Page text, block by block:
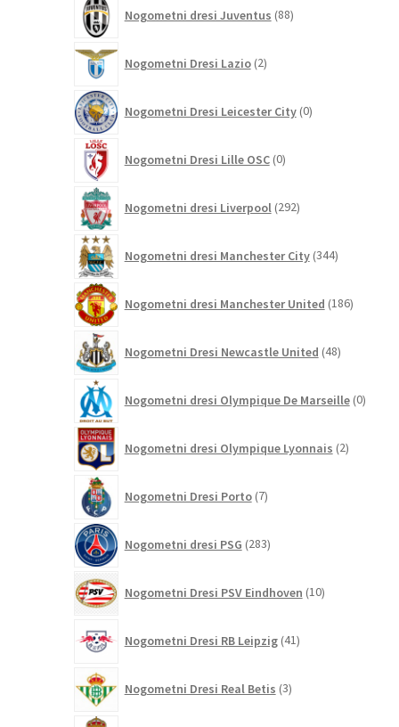
Nogometni dresi Juventus 88izdelkov
Nogometni Dresi Lazio 2izdelka
Nogometni Dresi Leicester City 0izdelkov
Nogometni Dresi Lille OSC 0izdelkov
Nogometni dresi Liverpool 292izdelkov
Nogometni dresi Manchester City 344izdelkov
Nogometni dresi Manchester United 186izdelkov
Nogometni Dresi Newcastle United 48izdelkov
Nogometni dresi Olympique De Marseille 0
Nogometni dresi Olympique Lyonnais 2izdelka
Nogometni Dresi Porto 7izdelkov
Nogometni dresi PSG 283izdelkov
Nogometni Dresi PSV Eindhoven 10izdelkov
Nogometni Dresi RB Leipzig 41izdelkov
Nogometni Dresi Real Betis 3izdelki